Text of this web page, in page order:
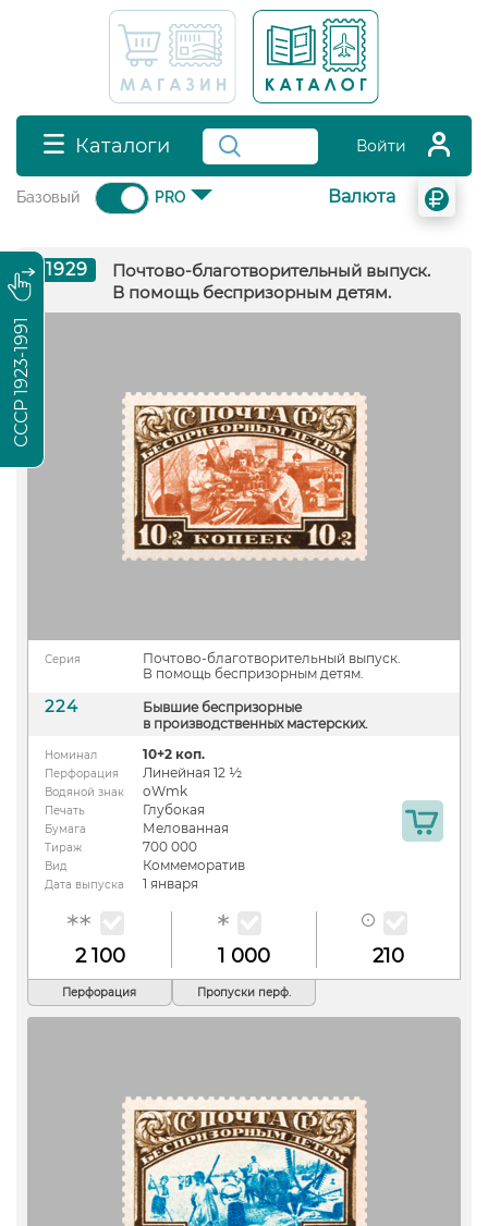
Каталоги Войти
Базовый PRO Валюта
1929
Почтово-благотворительный выпуск.
В помощь беспризорным детям.
Серия
Почтово-благотворительный выпуск.
В помощь беспризорным детям.
224
Бывшие беспризорные
в производственных мастерских.
Номинал 10+2 коп.
Перфорация Линейная 12 ½
Водяной знак oWmk
Печать Глубокая
Бумага Мелованная
Тираж 700 000
Вид Коммеморатив
Дата выпуска 1 января
2 100 1 000 210
Перфорация Пропуски перф.
СССР 1923-1991